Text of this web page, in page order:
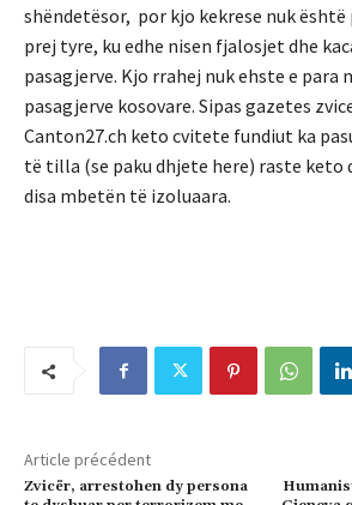
shëndetësor, por kjo kekrese nuk
prej tyre, ku edhe nisen fjalosjet dhe
pasagjerve. Kjo rrahej nuk ehste e para
pasagjerve kosovare. Sipas gazetes
Canton27.ch keto cvitete fundiut ka
të tilla (se paku dhjete here) raste keto
disa mbetën të izoluaara.
Article précédent
Zvicër, arrestohen dy persona